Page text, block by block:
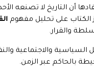
أن التاريخ لا تصنعه
الكتاب على تحليل مفهوم
والقرار.
السياسية والاجتماعية
بالحاكم عبر الزمن.